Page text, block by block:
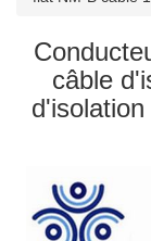
câble